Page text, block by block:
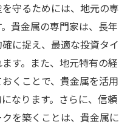
守るためには、地元の専
貴金属の専門家は、長年
に捉え、最適な投資タイ
す。また、地元特有の経
くことで、貴金属を活用
なります。さらに、信頼
を築くことは、貴金属に